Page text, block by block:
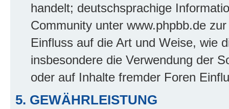
handelt; deutschsprachige
Community unter www.phpbb.de
Einfluss auf die Art und Weise, wie
insbesondere die Verwendung der
oder auf Inhalte fremder Foren
5. GEWÄHRLEISTUNG